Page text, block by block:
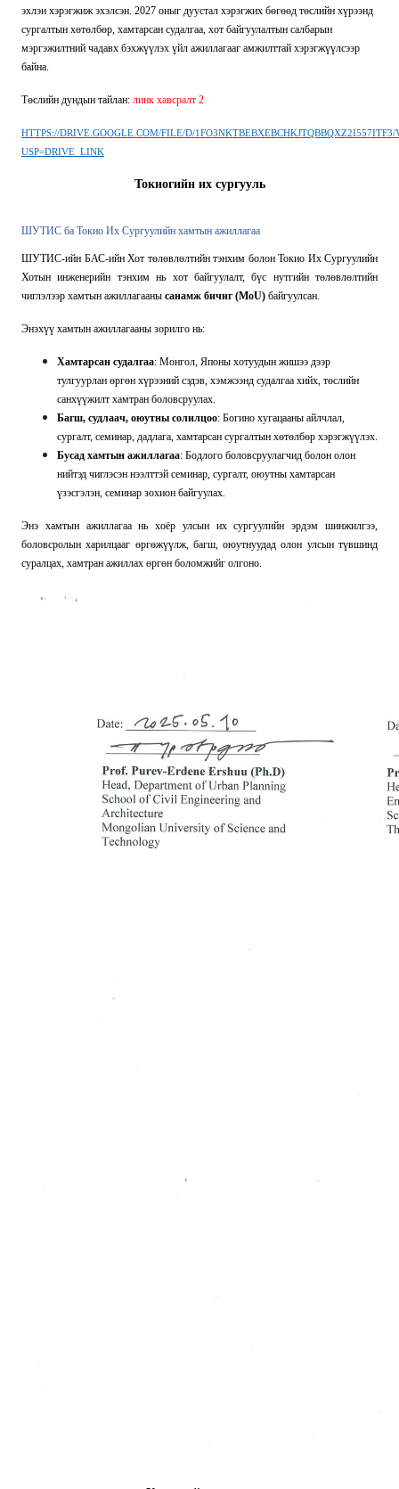
эхлэн хэрэгжиж эхэлсэн. 2027 оныг дуустал хэрэгжих бөгөөд төслийн хүрээнд
сургалтын хөтөлбөр, хамтарсан судалгаа, хот байгуулалтын салбарын
мэргэжилтний чадавх бэхжүүлэх үйл ажиллагааг амжилттай хэрэгжүүлсээр
байна.
Төслийн дундын тайлан: линк хавсралт 2
HTTPS://DRIVE.GOOGLE.COM/FILE/D/1FO3NKTBEBXEBCHKJTQBBQXZ2I557ITF3/
USP=DRIVE_LINK
Токиогийн их сургууль
ШУТИС ба Токио Их Сургуулийн хамтын ажиллагаа
ШУТИС-ийн БАС-ийн Хот төлөвлөлтийн тэнхим болон Токио Их Сургуулийн
Хотын инженерийн тэнхим нь хот байгуулалт, бүс нутгийн төлөвлөлтийн
чиглэлээр хамтын ажиллагааны санамж бичиг (MoU) байгуулсан.
Энэхүү хамтын ажиллагааны зорилго нь:
Хамтарсан судалгаа: Монгол, Японы хотуудын жишээ дээр
тулгуурлан өргөн хүрээний сэдэв, хэмжээнд судалгаа хийх, төслийн
санхүүжилт хамтран боловсруулах.
Багш, судлаач, оюутны солилцоо: Богино хугацааны айлчлал,
сургалт, семинар, дадлага, хамтарсан сургалтын хөтөлбөр хэрэгжүүлэх.
Бусад хамтын ажиллагаа: Бодлого боловсруулагчид болон олон
нийтэд чиглэсэн нээлттэй семинар, сургалт, оюутны хамтарсан
үзэсгэлэн, семинар зохион байгуулах.
Энэ хамтын ажиллагаа нь хоёр улсын их сургуулийн эрдэм шинжилгээ,
боловсролын харилцааг өргөжүүлж, багш, оюутнуудад олон улсын түвшинд
суралцах, хамтран ажиллах өргөн боломжийг олгоно.